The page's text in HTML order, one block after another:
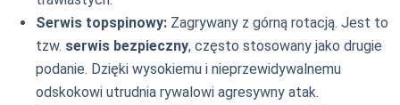
Serwis topspinowy: Zagrywany z górną rotacją. Jest to
tzw. serwis bezpieczny, często stosowany jako drugie
podanie. Dzięki wysokiemu i nieprzewidywalnemu
odskokowi utrudnia rywalowi agresywny atak.